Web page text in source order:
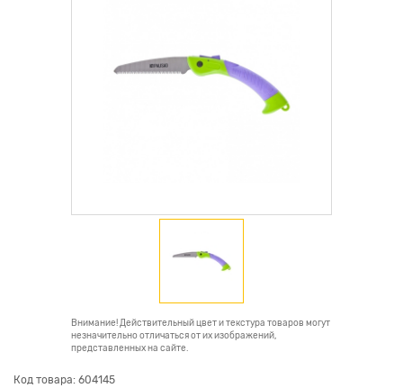
Внимание! Действительный цвет и текстура товаров могут
незначительно отличаться от их изображений,
представленных на сайте.
Код товара: 604145